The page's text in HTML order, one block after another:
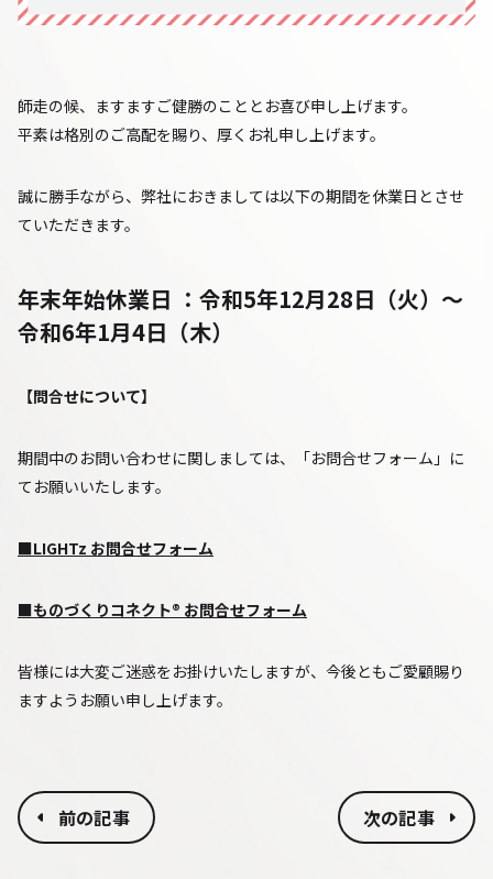
師走の候、ますますご健勝のこととお喜び申し上げます。
平素は格別のご高配を賜り、厚くお礼申し上げます。
誠に勝手ながら、弊社におきましては以下の期間を休業日とさせ
ていただきます。
年末年始休業日 ： 令和5年12月28日（火） ～
令和6年1月4日（木）
【問合せについて】
期間中のお問い合わせに関しましては、「お問合せフォーム」に
て お願いいたします。
■LIGHTz お問合せフォーム
■ものづくりコネクト® お問合せフォーム
皆様には大変ご迷惑をお掛けいたしますが、今後ともご愛顧賜り
ますようお願い申し上げます。
前の記事 次の記事